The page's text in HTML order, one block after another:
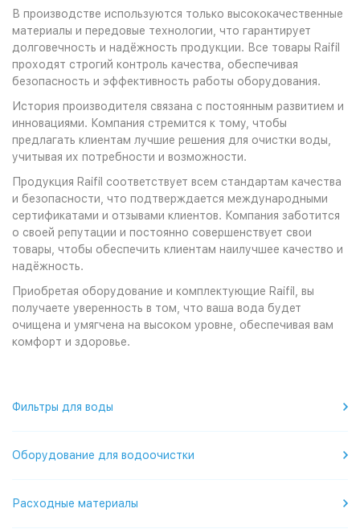
В производстве используются только высококачественные
материалы и передовые технологии, что гарантирует
долговечность и надёжность продукции. Все товары Raifil
проходят строгий контроль качества, обеспечивая
безопасность и эффективность работы оборудования.
История производителя связана с постоянным развитием и
инновациями. Компания стремится к тому, чтобы
предлагать клиентам лучшие решения для очистки воды,
учитывая их потребности и возможности.
Продукция Raifil соответствует всем стандартам качества
и безопасности, что подтверждается международными
сертификатами и отзывами клиентов. Компания заботится
о своей репутации и постоянно совершенствует свои
товары, чтобы обеспечить клиентам наилучшее качество и
надёжность.
Приобретая оборудование и комплектующие Raifil, вы
получаете уверенность в том, что ваша вода будет
очищена и умягчена на высоком уровне, обеспечивая вам
комфорт и здоровье.
Фильтры для воды
Оборудование для водоочистки
Расходные материалы